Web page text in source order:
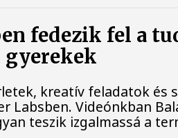
fedezik fel a
gyerekek
kreatív feladatok és
Labsben. Videónkban
teszik izgalmassá a